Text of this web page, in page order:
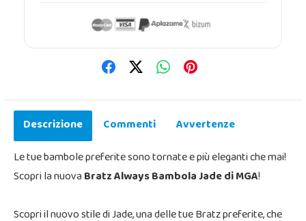
Descrizione Commenti
Avvertenze
Le tue bambole preferite sono tornate e più eleganti che mai!
Scopri la nuovaBratz Always Bambola Jade di MGA!
Scopri il nuovo stile di Jade, una delle tue Bratz preferite, che